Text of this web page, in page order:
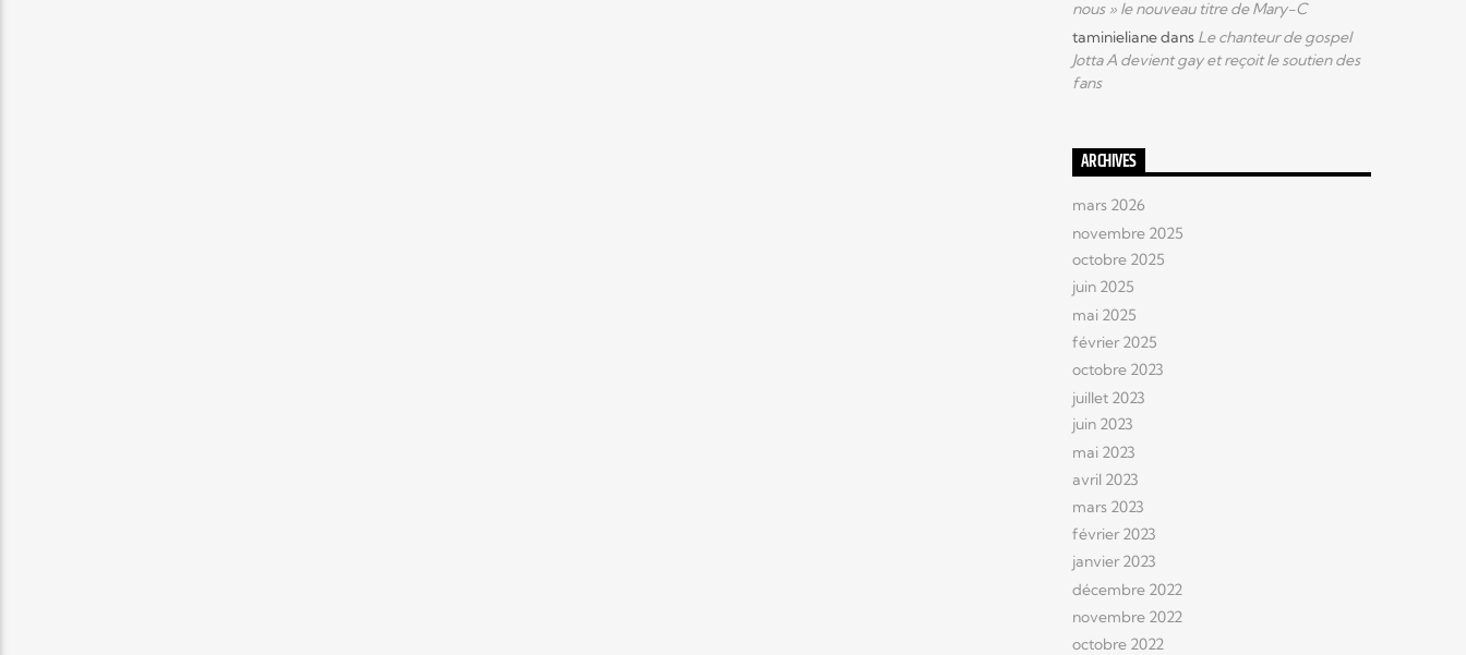
nous » le nouveau titre de Mary-C
taminielianedans Le chanteur de gospel
Jotta A devient gay et reçoit le soutien des
fans
ARCHIVES
mars 2026
novembre 2025
octobre 2025
juin 2025
mai 2025
février 2025
octobre 2023
juillet 2023
juin 2023
mai 2023
avril 2023
mars 2023
février 2023
janvier 2023
décembre 2022
novembre 2022
octobre 2022